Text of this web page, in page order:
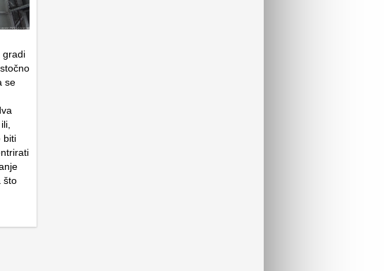
gradi
se
ili,
biti
što